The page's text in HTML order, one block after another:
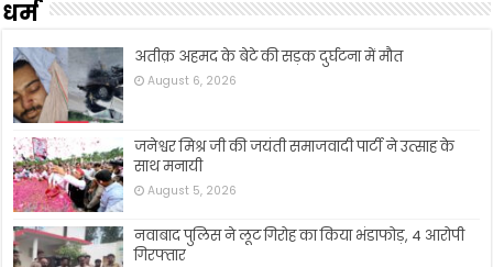
धर्म
अतीक़ अहमद के बेटे की सड़क दुर्घटना में मौत
August 6, 2026
जनेश्वर मिश्र जी की जयंती समाजवादी पार्टी ने उत्साह के
साथ मनायी
August 5, 2026
नवाबाद पुलिस ने लूट गिरोह का किया भंडाफोड़, 4 आरोपी
गिरफ्तार